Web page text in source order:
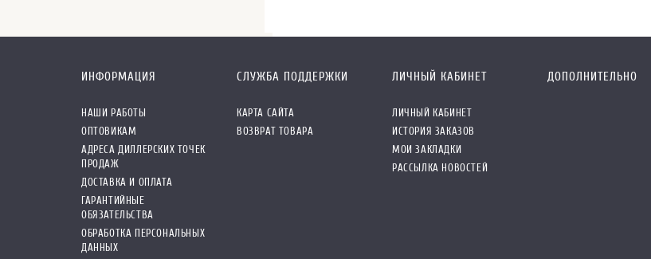
ИНФОРМАЦИЯ
НАШИ РАБОТЫ
ОПТОВИКАМ
АДРЕСА ДИЛЛЕРСКИХ ТОЧЕК
ПРОДАЖ
ДОСТАВКА И ОПЛАТА
ГАРАНТИЙНЫЕ
ОБЯЗАТЕЛЬСТВА
ОБРАБОТКА ПЕРСОНАЛЬНЫХ
ДАННЫХ
СЛУЖБА ПОДДЕРЖКИ
КАРТА САЙТА
ВОЗВРАТ ТОВАРА
ЛИЧНЫЙ КАБИНЕТ
ЛИЧНЫЙ КАБИНЕТ
ИСТОРИЯ ЗАКАЗОВ
МОИ ЗАКЛАДКИ
РАССЫЛКА НОВОСТЕЙ
ДОПОЛНИТЕЛЬНО